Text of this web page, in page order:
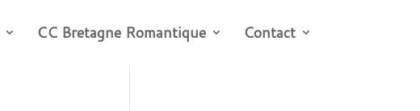
CC Bretagne Romantique Contact